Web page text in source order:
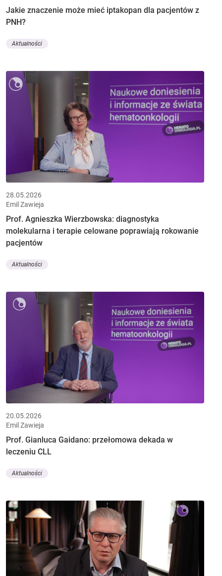
Jakie znaczenie może mieć iptakopan dla pacjentów z
PNH?
Aktualności
28.05.2026
Emil Zawieja
Prof. Agnieszka Wierzbowska: diagnostyka
molekularna i terapie celowane poprawiają rokowanie
pacjentów
Aktualności
20.05.2026
Emil Zawieja
Prof. Gianluca Gaidano: przełomowa dekada w
leczeniu CLL
Aktualności